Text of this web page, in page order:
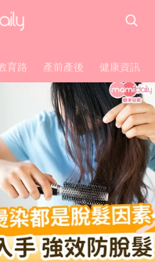
育路 產前產後 健康資訊